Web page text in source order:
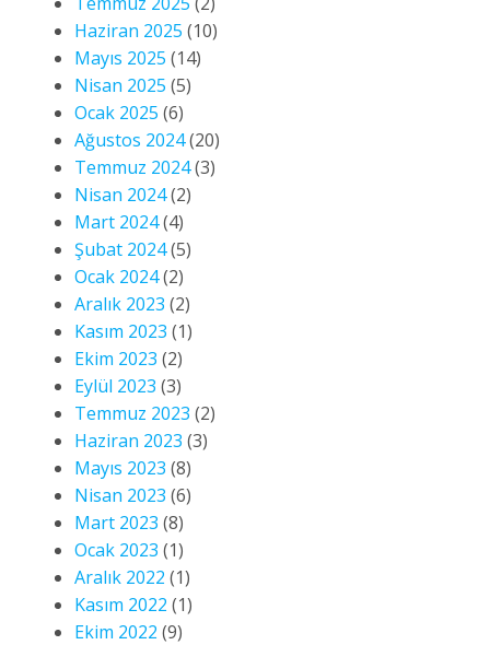
Haziran 2025 (10)
Mayıs 2025 (14)
Nisan 2025 (5)
Ocak 2025 (6)
Ağustos 2024(20)
Temmuz 2024(3)
Nisan 2024(2)
Mart 2024(4)
Şubat 2024(5)
Ocak 2024(2)
Aralık 2023 (2)
Kasım 2023 (1)
Ekim 2023 (2)
Eylül 2023 (3)
Temmuz 2023 (2)
Haziran 2023 (3)
Mayıs 2023 (8)
Nisan 2023 (6)
Mart 2023 (8)
Ocak 2023 (1)
Aralık 2022 (1)
Kasım 2022 (1)
Ekim 2022 (9)